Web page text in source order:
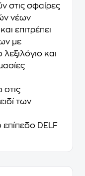
στις σφαίρες
νέων
επιτρέπει
με
και
στις
των
επίπεδο DELF